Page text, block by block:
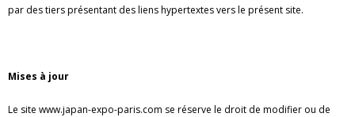
par des tiers présentant des liens hypertextes vers le présent site.
Mises à jour
Le site www.japan-expo-paris.com se réserve le droit de modifier ou de